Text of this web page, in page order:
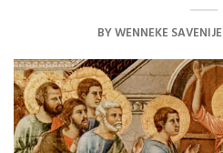
BYWENNEKE SAVENIJE